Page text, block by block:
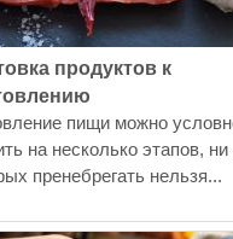
продуктов к
пищи можно
на несколько этапов,
пренебрегать нельзя...